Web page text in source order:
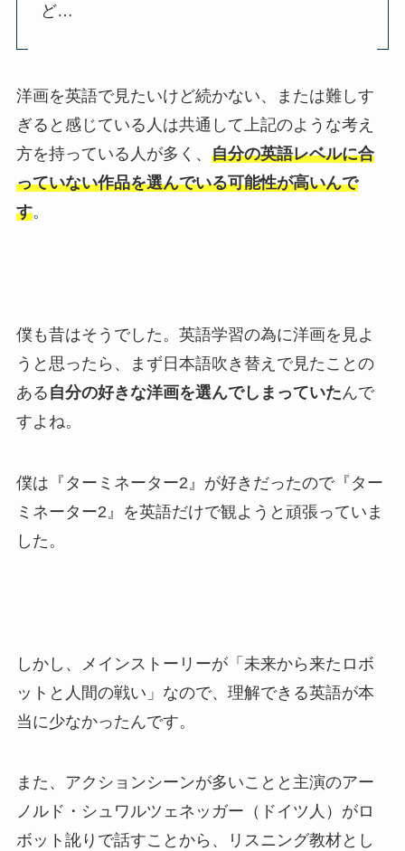
ど…
洋画を英語で見たいけど続かない、または難しす
ぎると感じている人は共通して上記のような考え
方を持っている人が多く、 自分の英語レベルに合
っていない作品を選んでいる可能性が高いんで
す。
僕も昔はそうでした。英語学習の為に洋画を見よ
うと思ったら、まず日本語吹き替えで見たことの
ある 自分の好きな洋画を選んでしまっていたんで
すよね。
僕は『ターミネーター2』が好きだったので『ター
ミネーター2』を英語だけで観ようと頑張っていま
した。
しかし、メインストーリーが「未来から来たロボ
ットと人間の戦い」なので、理解できる英語が本
当に少なかったんです。
また、アクションシーンが多いことと主演のアー
ノルド・シュワルツェネッガー（ドイツ人）がロ
ボット訛りで話すことから、リスニング教材とし